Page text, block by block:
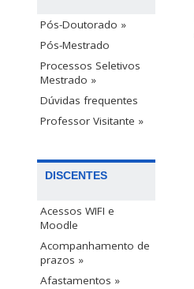
Pós-Doutorado »
Pós-Mestrado
Processos Seletivos
Mestrado »
Dúvidas frequentes
Professor Visitante »
DISCENTES
Acessos WIFI e
Moodle
Acompanhamento de
prazos »
Afastamentos »